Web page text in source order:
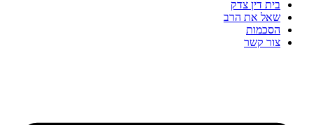
בית דין צדק
שאל את הרב
הסכמות
צור קשר